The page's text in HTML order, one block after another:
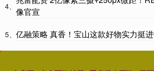
4、 像官宣
5、 亿融策略 真香！宝山这款好物实力挺